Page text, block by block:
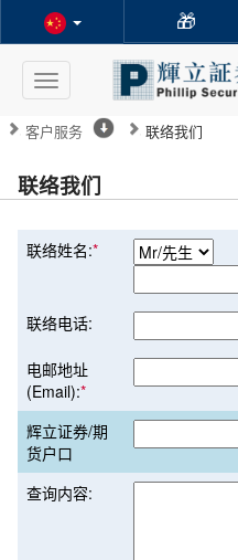
🎁
Toggle
navigation
客户服务 联络我们
联络我们
联络姓名:*
联络电话:
电邮地址
(Email):*
辉立证券/期
货户口
查询内容: